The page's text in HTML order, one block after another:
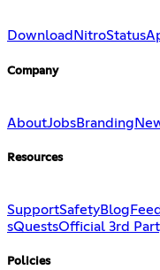
Download NitroStatus
Company
AboutJobsBranding
Resources
SupportSafetyBlog
sQuestsOfficial 3rd
Policies